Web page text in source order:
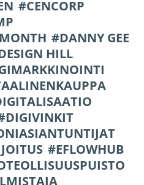
CENCORP
DANNY GEE
HILL
DIGIVINKIT
EFLOWHUB